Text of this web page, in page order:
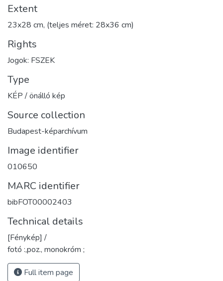
Extent
23x28 cm, (teljes méret: 28x36 cm)
Rights
Jogok: FSZEK
Type
KÉP / önálló kép
Source collection
Budapest-képarchívum
Image identifier
010650
MARC identifier
bibFOT00002403
Technical details
[Fénykép] /
fotó :,poz., monokróm ;
Full item page